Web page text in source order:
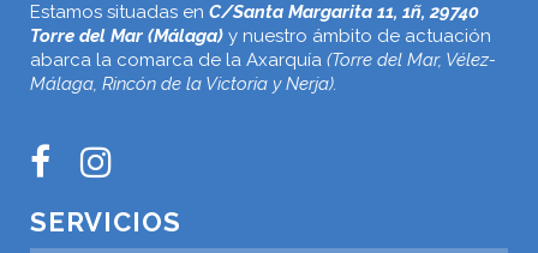
Estamos situadas en C/Santa Margarita 11, 1ñ, 29740
Torre del Mar (Málaga) y nuestro ámbito de actuación
abarca la comarca de la Axarquía (Torre del Mar, Vélez-
Málaga, Rincón de la Victoria y Nerja).
SERVICIOS